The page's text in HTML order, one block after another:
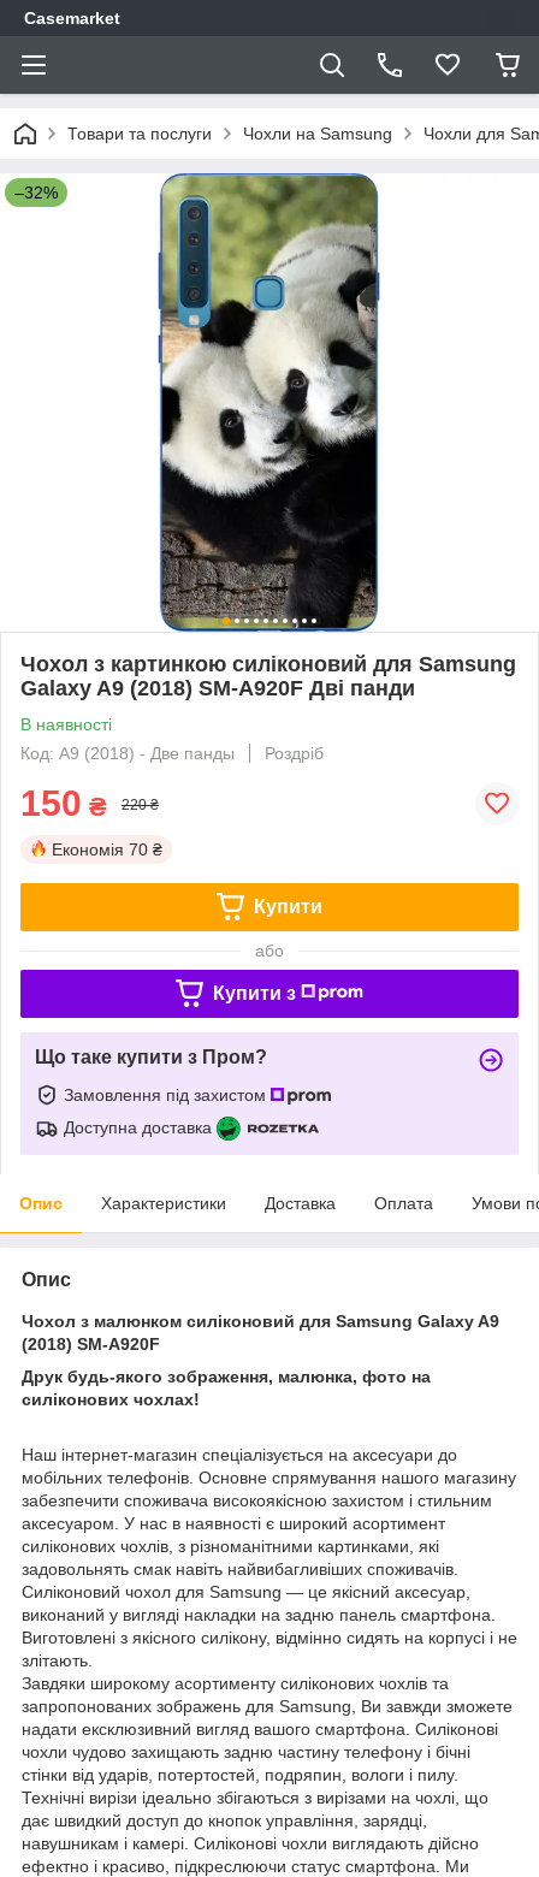
Casemarket
Товари та послуги Чохли на Samsung Чохли для
–32%
Чохол з картинкою силіконовий для Samsung
Galaxy A9 (2018) SM-A920F Дві панди
В наявності
Код: A9 (2018) - Две панды
Роздріб
150 ₴ 220 ₴
Економія 70 ₴
Купити
або
Купити з
Що таке купити з Пром?
Замовлення під захистом
Доступна доставка
Опис Характеристики Доставка Оплата Умови
Опис
Чохол з малюнком силіконовий для Samsung Galaxy A9
(2018) SM-A920F
Друк будь-якого зображення, малюнка, фото на
силіконових чохлах!
Наш інтернет-магазин спеціалізується на аксесуари до
мобільних телефонів. Основне спрямування нашого магазину
забезпечити споживача високоякісною захистом і стильним
аксесуаром. У нас в наявності є широкий асортимент
силіконових чохлів, з різноманітними картинками, які
задовольнять смак навіть найвибагливіших споживачів.
Силіконовий чохол для Samsung ― це якісний аксесуар,
виконаний у вигляді накладки на задню панель смартфона.
Виготовлені з якісного силікону, відмінно сидять на корпусі і не
злітають.
Завдяки широкому асортименту силіконових чохлів та
запропонованих зображень для Samsung, Ви завжди зможете
надати ексклюзивний вигляд вашого смартфона. Силіконові
чохли чудово захищають задню частину телефону і бічні
стінки від ударів, потертостей, подряпин, вологи і пилу.
Технічні вирізи ідеально збігаються з вирізами на чохлі, що
дає швидкий доступ до кнопок управління, зарядці,
навушникам і камері. Силіконові чохли виглядають дійсно
ефектно і красиво, підкреслюючи статус смартфона. Ми